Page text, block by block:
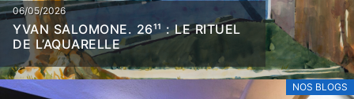
06/05/2026
YVAN SALOMONE. 26¹¹ : LE RITUEL
DE L’AQUARELLE
NOS BLOGS